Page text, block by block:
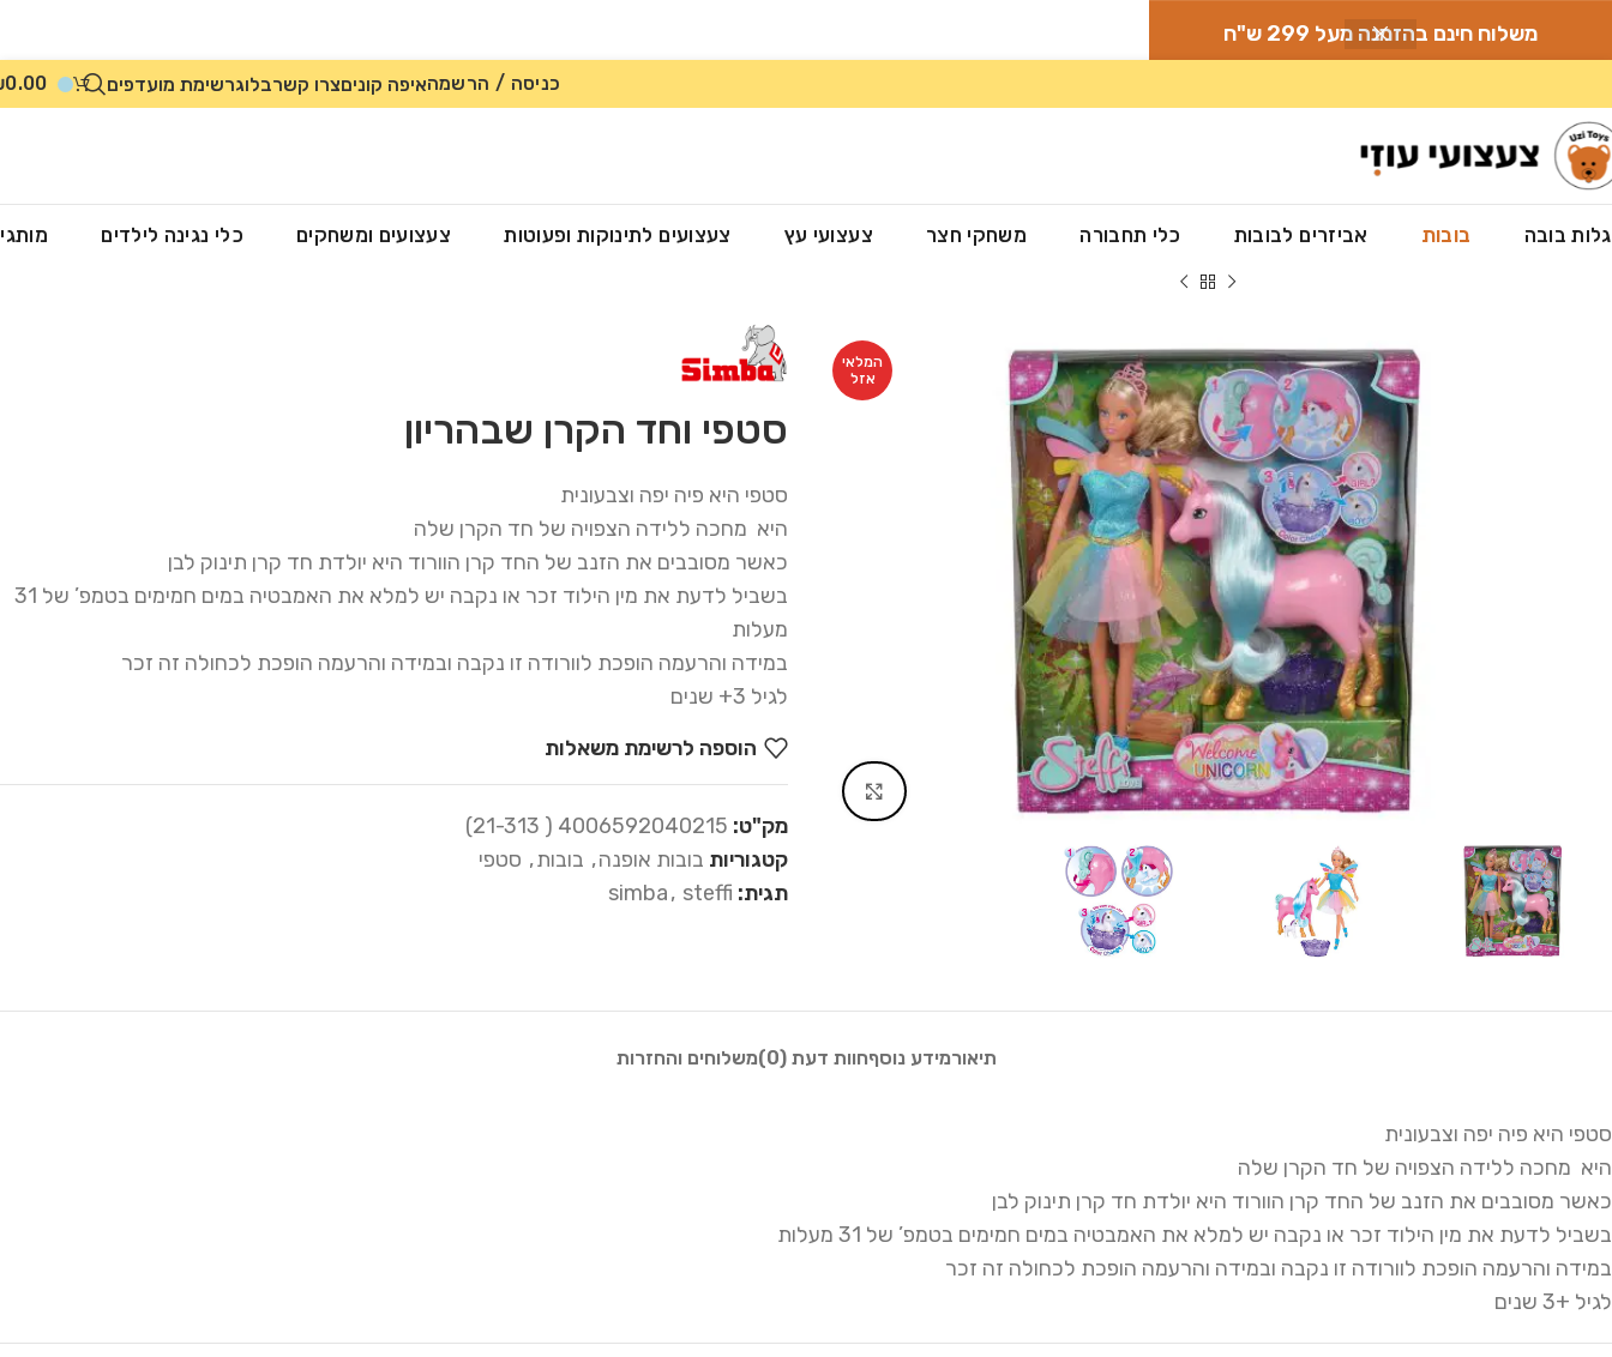
משלוח חינם בהזמנה מעל 299 ש"ח
כניסה / הרשמהאיפה קוניםצרו קשרבלוגרשימת מועדפים 0.00
בובה בובות אביזרים לבובות כלי תחבורה משחקי חצר צעצועי עץ צעצועים לתינוקות ופעוטות צעצועים ומשחקים כלי נגינה לילדים
המלאי
אזל
Click to enlarge
סטפי וחד הקרן שבהריון
סטפי היא פיה יפה וצבעונית
היא מחכה ללידה הצפויה של חד הקרן שלה
כאשר מסובבים את הזנב של החד קרן הוורוד היא יולדת חד קרן תינוק לבן
בשביל לדעת את מין הילוד זכר או נקבה יש למלא את האמבטיה במים חמימים בטמפ’ של 31
מעלות
במידה והרעמה הופכת לוורודה זו נקבה ובמידה והרעמה הופכת לכחולה זה זכר
לגיל 3+ שנים
הוספה לרשימת משאלות
מק"ט: 4006592040215 ( 21-313)
קטגוריות בובות אופנה, בובות, סטפי
תגית:
simba, steffi
תיאורמידע נוסףחוות דעת (0) משלוחים והחזרות
סטפי היא פיה יפה וצבעונית
היא מחכה ללידה הצפויה של חד הקרן שלה
כאשר מסובבים את הזנב של החד קרן הוורוד היא יולדת חד קרן תינוק לבן
בשביל לדעת את מין הילוד זכר או נקבה יש למלא את האמבטיה במים חמימים בטמפ’ של 31 מעלות
במידה והרעמה הופכת לוורודה זו נקבה ובמידה והרעמה הופכת לכחולה זה זכר
לגיל +3 שנים